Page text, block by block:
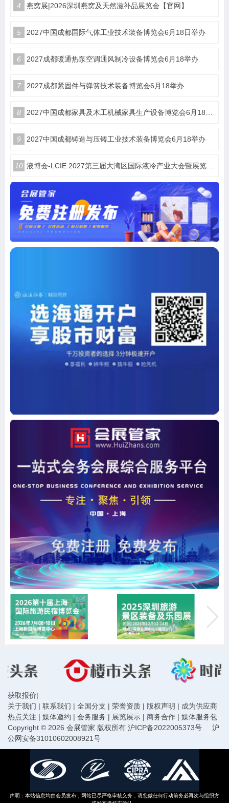
4 燕窝展|2026深圳燕窝及天然滋补品展览会【官网】
5 2027中国成都国际气体工业技术装备博览会6月18日举办
6 2027成都暖通热泵空调通风制冷设备博览会6月18举办
7 2027成都紧固件与弹簧技术装备博览会6月18举办
8 2027中国成都家具及木工机械家具生产设备博览会6月18举办
9 2027中国成都铸造与压铸工业技术装备博览会6月18举办
10 液博会-LCIE 2027第三届大湾区国际液冷产业大会暨展览会（深圳）
获取报价|
关于我们 | 联系我们 | 全国分支 | 荣誉资质 | 版权声明 | 成为供应商
热点关注 | 媒体邀约 | 会务服务 | 展览展示 | 商务合作 | 媒体服务包
Copyright © 2026 会展管家 版权所有 沪ICP备2022005373号
沪
公网安备31010602008921号
声明：本站信息均由会员发布，网站已尽严格审核义务，请您做任何行动前务必再次与组织方